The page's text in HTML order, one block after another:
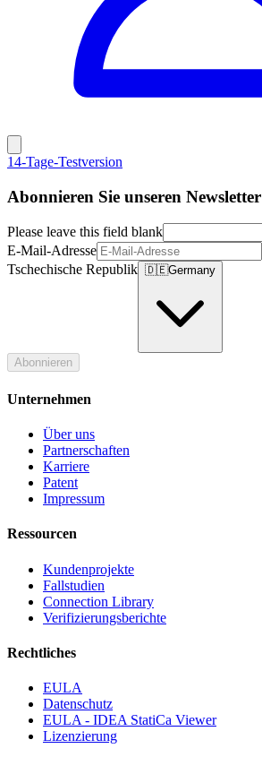
14-Tage-Testversion
Abonnieren Sie unseren Newsletter
Please leave this field blank
E-Mail-Adresse
Tschechische Republik 🇩🇪Germany
Abonnieren
Unternehmen
Über uns
Partnerschaften
Karriere
Patent
Impressum
Ressourcen
Kundenprojekte
Fallstudien
Connection Library
Verifizierungsberichte
Rechtliches
EULA
Datenschutz
EULA - IDEA StatiCa Viewer
Lizenzierung